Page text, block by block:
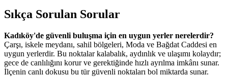
Sıkça Sorulan Sorular
Kadıköy'de güvenli buluşma için en uygun yerler nerelerdir?
Çarşı, iskele meydanı, sahil bölgeleri, Moda ve Bağdat Caddesi en
uygun yerlerdir. Bu noktalar kalabalık, aydınlık ve ulaşımı kolaydır;
gece de canlılığını korur ve gerektiğinde hızlı ayrılma imkânı sunar.
İlçenin canlı dokusu bu tür güvenli noktaları bol miktarda sunar.